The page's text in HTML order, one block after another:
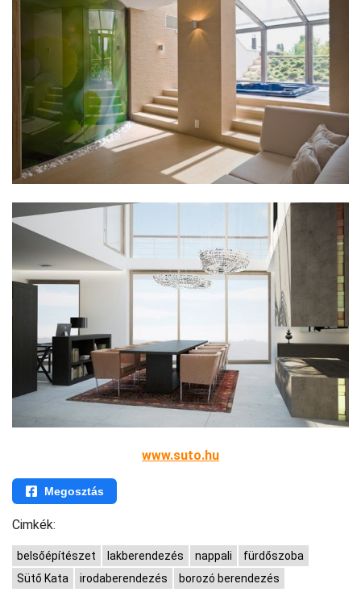
www.suto.hu
Megosztás
Cimkék:
belsőépítészet lakberendezés nappali
fürdőszoba
Sütő Kata
irodaberendezés borozó berendezés